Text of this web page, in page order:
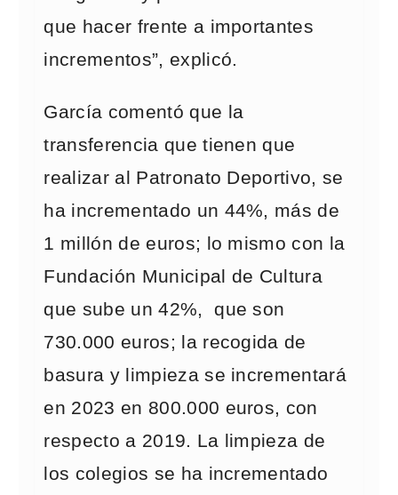
que hacer frente a importantes
incrementos”, explicó.
García comentó que la
transferencia que tienen que
realizar al Patronato Deportivo, se
ha incrementado un 44%, más de
1 millón de euros; lo mismo con la
Fundación Municipal de Cultura
que sube un 42%, que son
730.000 euros; la recogida de
basura y limpieza se incrementará
en 2023 en 800.000 euros, con
respecto a 2019. La limpieza de
los colegios se ha incrementado